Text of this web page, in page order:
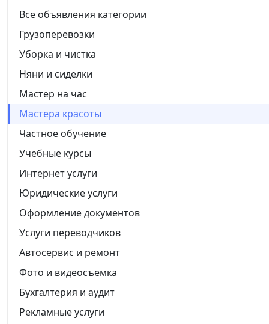
Все объявления категории
Грузоперевозки
Уборка и чистка
Няни и сиделки
Мастер на час
Мастера красоты
Частное обучение
Учебные курсы
Интернет услуги
Юридические услуги
Оформление документов
Услуги переводчиков
Автосервис и ремонт
Фото и видеосъемка
Бухгалтерия и аудит
Рекламные услуги